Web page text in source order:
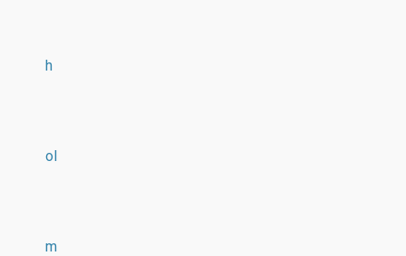
h
ol
m